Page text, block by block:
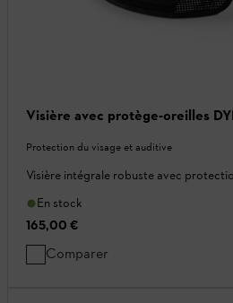
Visière avec protège-oreilles
Protection du visage et auditive
Visière intégrale robuste avec
En stock
165,00 €
Comparer